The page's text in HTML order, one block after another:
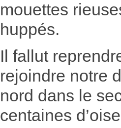
mouettes
huppés.
Il fallut
rejoindre notre
nord dans le
centaines